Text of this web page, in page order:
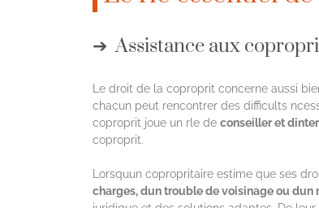
Assistance aux
Le droit de la coproprit concerne aussi
chacun peut rencontrer des difficults
coproprit joue un rle de conseiller et
coproprit.
Lorsquun copropritaire estime que ses
charges, dun trouble de voisinage ou dun